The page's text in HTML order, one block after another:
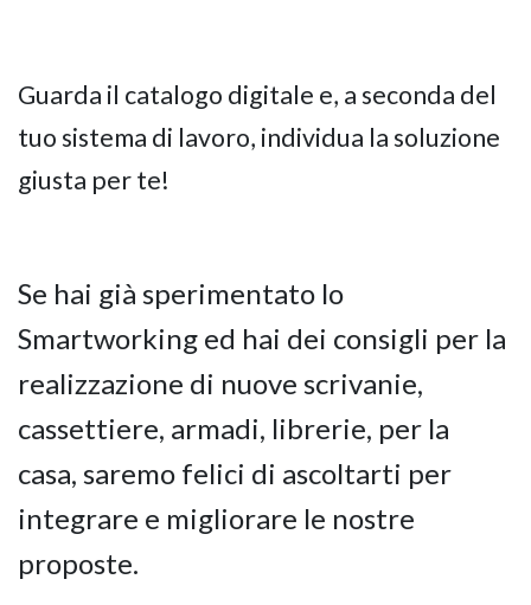
Guarda il catalogo digitale e, a seconda del
tuo sistema di lavoro, individua la soluzione
giusta per te!
Se hai già sperimentato lo
Smartworking ed hai dei consigli per la
realizzazione di nuove scrivanie,
cassettiere, armadi, librerie, per la
casa, saremo felici di ascoltarti per
integrare e migliorare le nostre
proposte.